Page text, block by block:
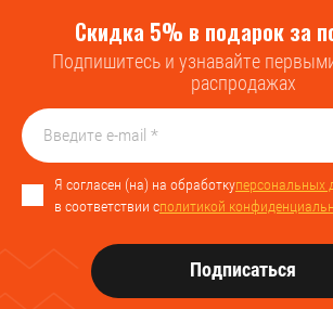
Скидка 5% в подарок за
Подпишитесь и узнавайте
распродажах
Я согласен (на) на обработкуперсональных
в соответствии сполитикой
Подписаться